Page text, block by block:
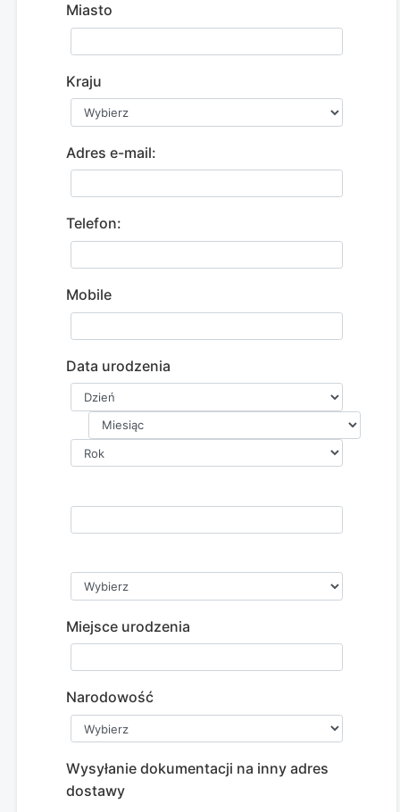
Miasto
Kraju
Adres e-mail:
Telefon:
Mobile
Data urodzenia
Miejsce urodzenia
Narodowość
Wysyłanie dokumentacji na inny adres
dostawy